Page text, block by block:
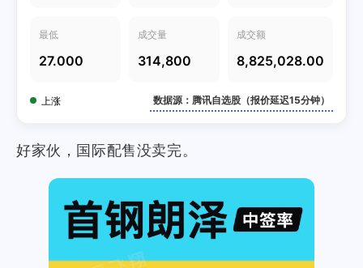
最低
27.000
成交量
314,800
成交额
8,825,028.00
上涨 数据源：腾讯自选股（报价延迟15分钟）
好家伙，国际配售没卖完。